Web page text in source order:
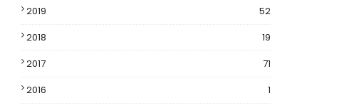
2019
52
2018
19
2017
71
2016
1